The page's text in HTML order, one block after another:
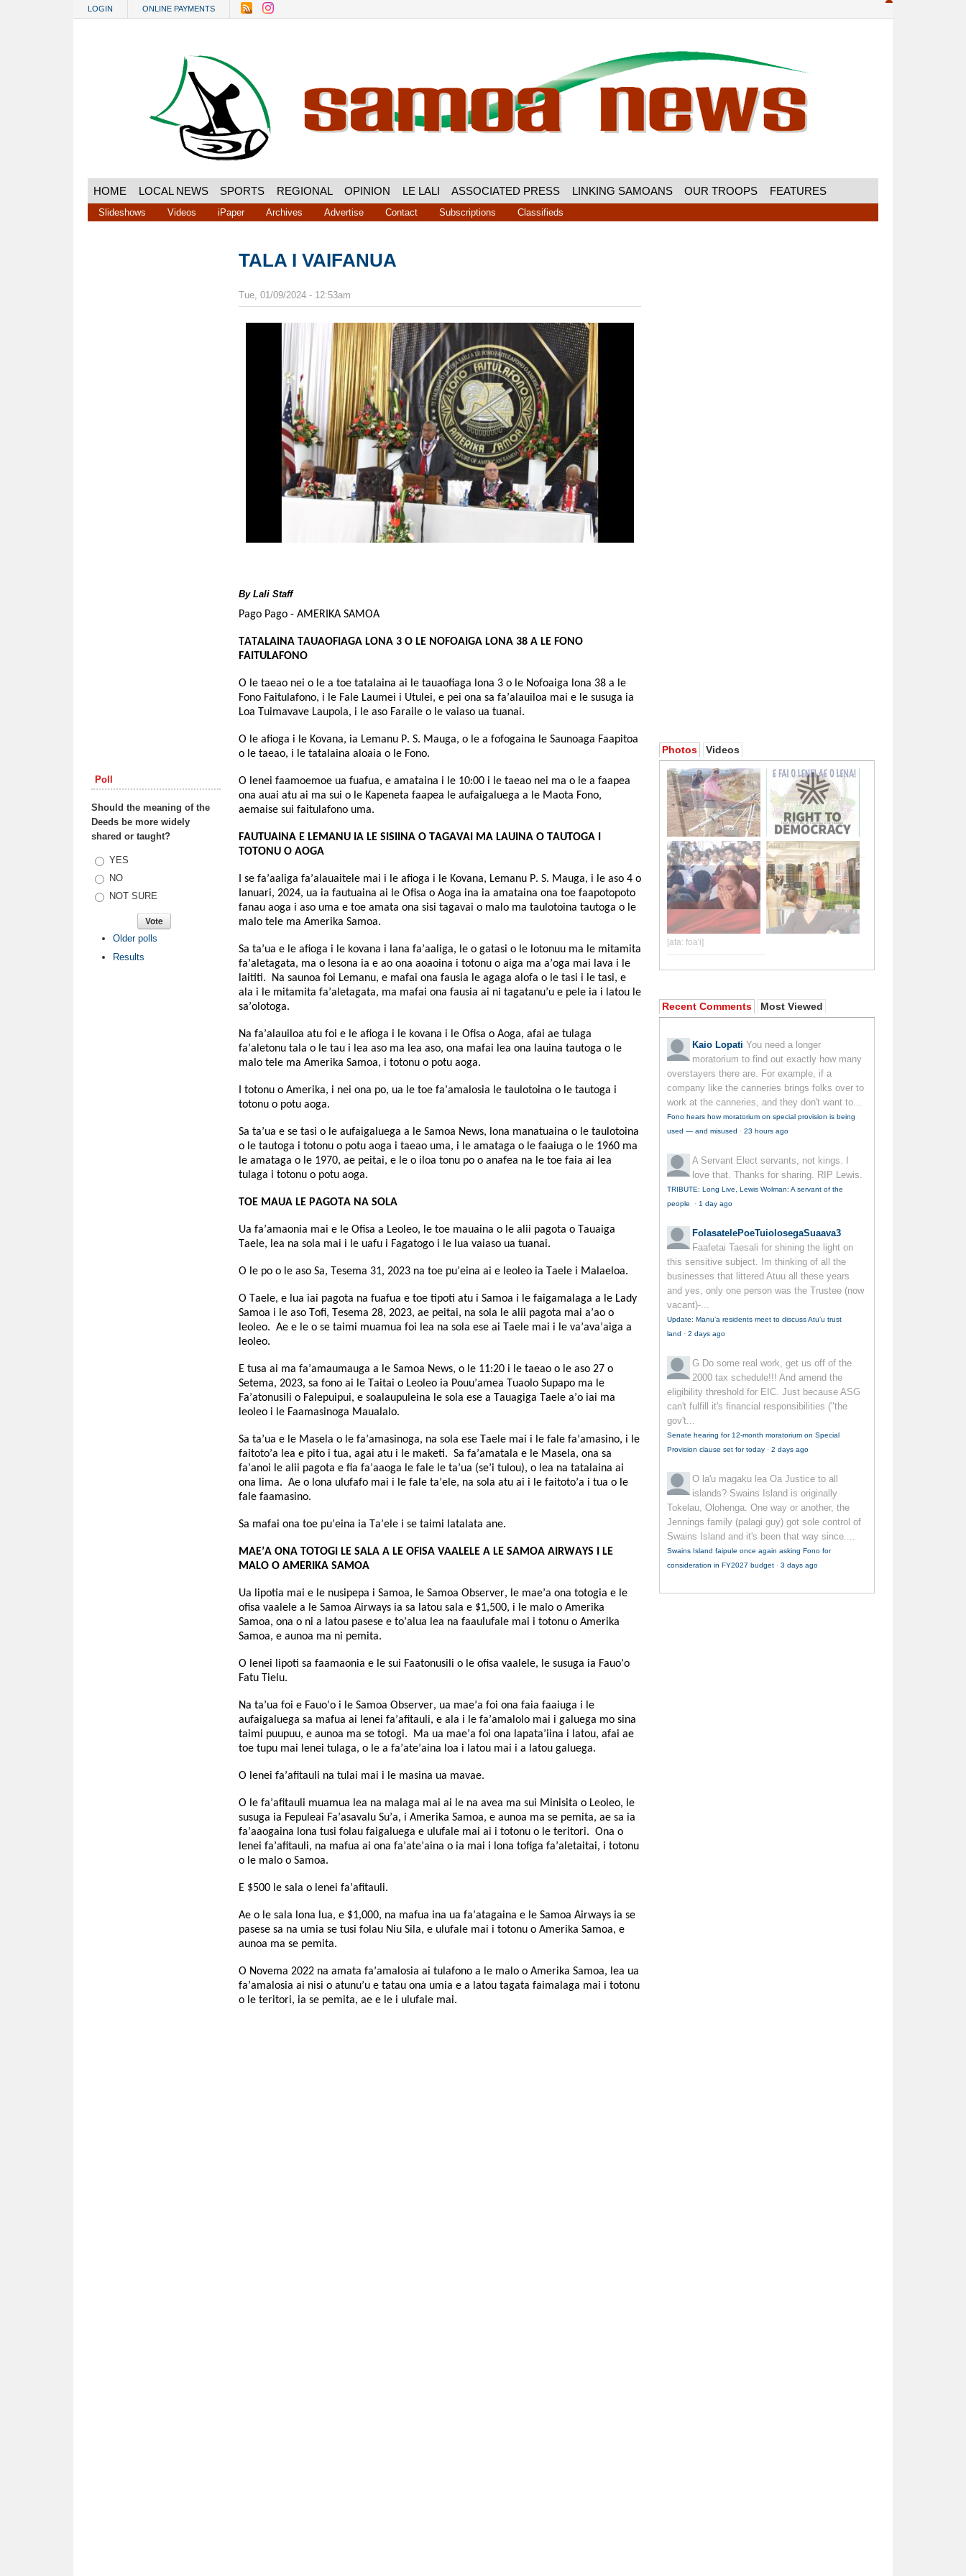
LOGIN ONLINE PAYMENTS
HOME LOCAL NEWS SPORTS REGIONAL OPINION LE LALI ASSOCIATED PRESS LINKING SAMOANS OUR TROOPS FEATURES
Slideshows Videos iPaper Archives Advertise Contact Subscriptions Classifieds
Poll
Should the meaning of the
Deeds be more widely
shared or taught?
Choices
YES
NO
NOT SURE
Older polls
Results
TALA I VAIFANUA
Tue, 01/09/2024 - 12:53am
By Lali Staff
Pago Pago - AMERIKA SAMOA
TATALAINA TAUAOFIAGA LONA 3 O LE NOFOAIGA LONA 38 A LE FONO
FAITULAFONO
O le taeao nei o le a toe tatalaina ai le tauaofiaga lona 3 o le Nofoaiga lona 38 a le
Fono Faitulafono, i le Fale Laumei i Utulei, e pei ona sa fa’alauiloa mai e le susuga ia
Loa Tuimavave Laupola, i le aso Faraile o le vaiaso ua tuanai.
O le afioga i le Kovana, ia Lemanu P. S. Mauga, o le a fofogaina le Saunoaga Faapitoa
o le taeao, i le tatalaina aloaia o le Fono.
O lenei faamoemoe ua fuafua, e amataina i le 10:00 i le taeao nei ma o le a faapea
ona auai atu ai ma sui o le Kapeneta faapea le aufaigaluega a le Maota Fono,
aemaise sui faitulafono uma.
FAUTUAINA E LEMANU IA LE SISIINA O TAGAVAI MA LAUINA O TAUTOGA I
TOTONU O AOGA
I se fa’aaliga fa’alauaitele mai i le afioga i le Kovana, Lemanu P. S. Mauga, i le aso 4 o
Ianuari, 2024, ua ia fautuaina ai le Ofisa o Aoga ina ia amataina ona toe faapotopoto
fanau aoga i aso uma e toe amata ona sisi tagavai o malo ma taulotoina tautoga o le
malo tele ma Amerika Samoa.
Sa ta’ua e le afioga i le kovana i lana fa’aaliga, le o gatasi o le lotonuu ma le mitamita
fa’aletagata, ma o lesona ia e ao ona aoaoina i totonu o aiga ma a’oga mai lava i le
laititi. Na saunoa foi Lemanu, e mafai ona fausia le agaga alofa o le tasi i le tasi, e
ala i le mitamita fa’aletagata, ma mafai ona fausia ai ni tagatanu’u e pele ia i latou le
sa’olotoga.
Na fa’alauiloa atu foi e le afioga i le kovana i le Ofisa o Aoga, afai ae tulaga
fa’aletonu tala o le tau i lea aso ma lea aso, ona mafai lea ona lauina tautoga o le
malo tele ma Amerika Samoa, i totonu o potu aoga.
I totonu o Amerika, i nei ona po, ua le toe fa’amalosia le taulotoina o le tautoga i
totonu o potu aoga.
Sa ta’ua e se tasi o le aufaigaluega a le Samoa News, lona manatuaina o le taulotoina
o le tautoga i totonu o potu aoga i taeao uma, i le amataga o le faaiuga o le 1960 ma
le amataga o le 1970, ae peitai, e le o iloa tonu po o anafea na le toe faia ai lea
tulaga i totonu o potu aoga.
TOE MAUA LE PAGOTA NA SOLA
Ua fa’amaonia mai e le Ofisa a Leoleo, le toe mauaina o le alii pagota o Tauaiga
Taele, lea na sola mai i le uafu i Fagatogo i le lua vaiaso ua tuanai.
O le po o le aso Sa, Tesema 31, 2023 na toe pu’eina ai e leoleo ia Taele i Malaeloa.
O Taele, e lua iai pagota na fuafua e toe tipoti atu i Samoa i le faigamalaga a le Lady
Samoa i le aso Tofi, Tesema 28, 2023, ae peitai, na sola le alii pagota mai a’ao o
leoleo. Ae e le o se taimi muamua foi lea na sola ese ai Taele mai i le va’ava’aiga a
leoleo.
E tusa ai ma fa’amaumauga a le Samoa News, o le 11:20 i le taeao o le aso 27 o
Setema, 2023, sa fono ai le Taitai o Leoleo ia Pouu’amea Tuaolo Supapo ma le
Fa’atonusili o Falepuipui, e soalaupuleina le sola ese a Tauagiga Taele a’o iai ma
leoleo i le Faamasinoga Maualalo.
Sa ta’ua e le Masela o le fa’amasinoga, na sola ese Taele mai i le fale fa’amasino, i le
faitoto’a lea e pito i tua, agai atu i le maketi. Sa fa’amatala e le Masela, ona sa
fa’anoi le alii pagota e fia fa’aaoga le fale le ta’ua (se’i tulou), o lea na tatalaina ai
ona lima. Ae o lona ulufafo mai i le fale ta’ele, na sola atu ai i le faitoto’a i tua o le
fale faamasino.
Sa mafai ona toe pu’eina ia Ta’ele i se taimi latalata ane.
MAE’A ONA TOTOGI LE SALA A LE OFISA VAALELE A LE SAMOA AIRWAYS I LE
MALO O AMERIKA SAMOA
Ua lipotia mai e le nusipepa i Samoa, le Samoa Observer, le mae’a ona totogia e le
ofisa vaalele a le Samoa Airways ia sa latou sala e $1,500, i le malo o Amerika
Samoa, ona o ni a latou pasese e to’alua lea na faaulufale mai i totonu o Amerika
Samoa, e aunoa ma ni pemita.
O lenei lipoti sa faamaonia e le sui Faatonusili o le ofisa vaalele, le susuga ia Fauo’o
Fatu Tielu.
Na ta’ua foi e Fauo’o i le Samoa Observer, ua mae’a foi ona faia faaiuga i le
aufaigaluega sa mafua ai lenei fa’afitauli, e ala i le fa’amalolo mai i galuega mo sina
taimi puupuu, e aunoa ma se totogi. Ma ua mae’a foi ona lapata’iina i latou, afai ae
toe tupu mai lenei tulaga, o le a fa’ate’aina loa i latou mai i a latou galuega.
O lenei fa’afitauli na tulai mai i le masina ua mavae.
O le fa’afitauli muamua lea na malaga mai ai le na avea ma sui Minisita o Leoleo, le
susuga ia Fepuleai Fa’asavalu Su’a, i Amerika Samoa, e aunoa ma se pemita, ae sa ia
fa’aaogaina lona tusi folau faigaluega e ulufale mai ai i totonu o le teritori. Ona o
lenei fa’afitauli, na mafua ai ona fa’ate’aina o ia mai i lona tofiga fa’aletaitai, i totonu
o le malo o Samoa.
E $500 le sala o lenei fa’afitauli.
Ae o le sala lona lua, e $1,000, na mafua ina ua fa’atagaina e le Samoa Airways ia se
pasese sa na umia se tusi folau Niu Sila, e ulufale mai i totonu o Amerika Samoa, e
aunoa ma se pemita.
O Novema 2022 na amata fa’amalosia ai tulafono a le malo o Amerika Samoa, lea ua
fa’amalosia ai nisi o atunu’u e tatau ona umia e a latou tagata faimalaga mai i totonu
o le teritori, ia se pemita, ae e le i ulufale mai.
Photos Videos
Recent Comments Most Viewed
Kaio Lopati You need a longer
moratorium to find out exactly how many
overstayers there are. For example, if a
company like the canneries brings folks over to
work at the canneries, and they don't want to...
Fono hears how moratorium on special provision is being
used — and misused · 23 hours ago
A Servant Elect servants, not kings. I
love that. Thanks for sharing. RIP Lewis.
TRIBUTE: Long Live, Lewis Wolman: A servant of the
people
· 1 day ago
FolasatelePoeTuiolosegaSuaava3
Faafetai Taesali for shining the light on
this sensitive subject. Im thinking of all the
businesses that littered Atuu all these years
and yes, only one person was the Trustee (now
vacant)-...
Update: Manu’a residents meet to discuss Atu’u trust
land · 2 days ago
G Do some real work, get us off of the
2000 tax schedule!!! And amend the
eligibility threshold for EIC. Just because ASG
can't fulfill it's financial responsibilities ("the
gov't...
Senate hearing for 12-month moratorium on Special
Provision clause set for today · 2 days ago
O la'u magaku lea Oa Justice to all
islands? Swains Island is originally
Tokelau, Olohenga. One way or another, the
Jennings family (palagi guy) got sole control of
Swains Island and it's been that way since....
Swains Island faipule once again asking Fono for
consideration in FY2027 budget · 3 days ago